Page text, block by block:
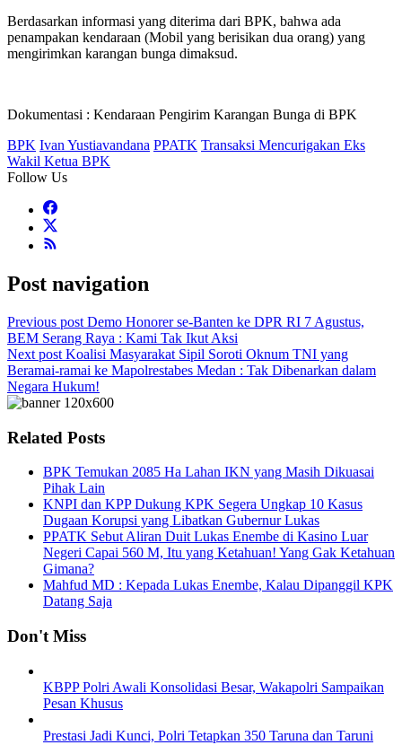
Berdasarkan informasi yang diterima dari BPK, bahwa ada
penampakan kendaraan (Mobil yang berisikan dua orang) yang
mengirimkan karangan bunga dimaksud.
Dokumentasi : Kendaraan Pengirim Karangan Bunga di BPK
BPK Ivan Yustiavandana PPATK Transaksi Mencurigakan Eks
Wakil Ketua BPK
Follow Us
Post navigation
Previous post Demo Honorer se-Banten ke DPR RI 7 Agustus,
BEM Serang Raya : Kami Tak Ikut Aksi
Next post Koalisi Masyarakat Sipil Soroti Oknum TNI yang
Beramai-ramai ke Mapolrestabes Medan : Tak Dibenarkan dalam
Negara Hukum!
Related Posts
BPK Temukan 2085 Ha Lahan IKN yang Masih Dikuasai
Pihak Lain
KNPI dan KPP Dukung KPK Segera Ungkap 10 Kasus
Dugaan Korupsi yang Libatkan Gubernur Lukas
PPATK Sebut Aliran Duit Lukas Enembe di Kasino Luar
Negeri Capai 560 M, Itu yang Ketahuan! Yang Gak Ketahuan
Gimana?
Mahfud MD : Kepada Lukas Enembe, Kalau Dipanggil KPK
Datang Saja
Don't Miss
KBPP Polri Awali Konsolidasi Besar, Wakapolri Sampaikan
Pesan Khusus
Prestasi Jadi Kunci, Polri Tetapkan 350 Taruna dan Taruni